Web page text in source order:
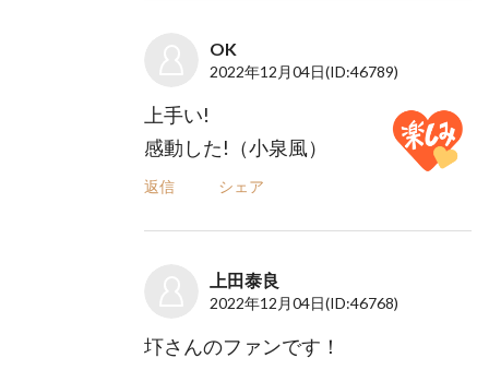
OK
2022年12月04日(ID:46789)
上手い!
感動した!（小泉風）
返信 シェア
上田泰良
2022年12月04日(ID:46768)
圷さんのファンです！